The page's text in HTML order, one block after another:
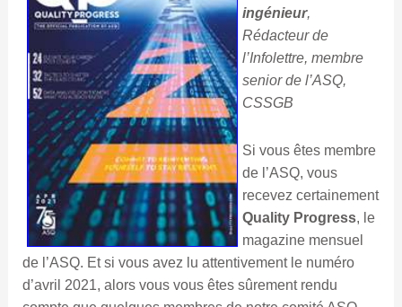
ingénieur,
Rédacteur de
l’Infolettre, membre
senior de l’ASQ,
CSSGB
Si vous êtes membre
de l’ASQ, vous
recevez certainement
Quality Progress, le
magazine mensuel
de l’ASQ. Et si vous avez lu attentivement le numéro
d’avril 2021, alors vous vous êtes sûrement rendu